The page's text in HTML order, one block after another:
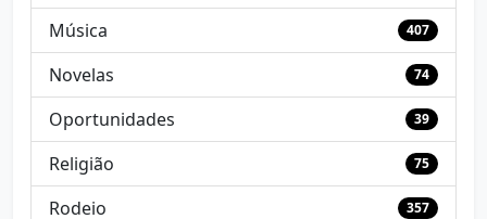
Música 407
Novelas 74
Oportunidades 39
Religião 75
Rodeio 357